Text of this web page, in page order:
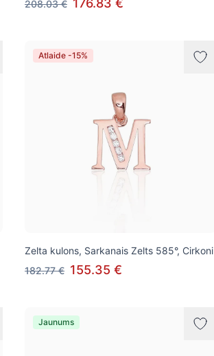
208.03 € 176.83 €
Atlaide -15%
Zelta kulons, Sarkanais Zelts 585°, Cirkoni
182.77 € 155.35 €
Jaunums